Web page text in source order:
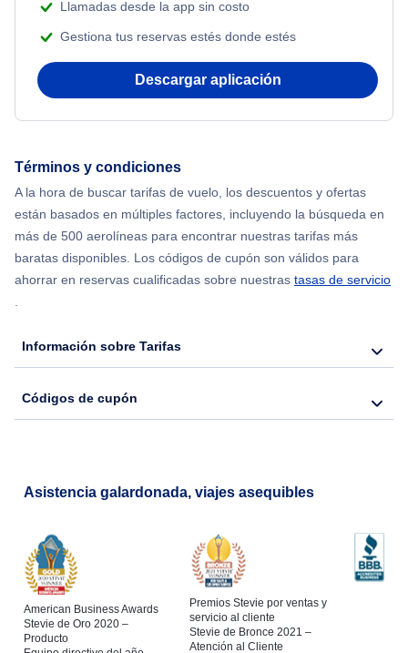
Flights from Nueva York to Mumbai
Flights from Shanghai to Nueva York
Flights from Nueva York to Hong Kong
Flights from Nueva York to Seúl
Llamadas desde la app sin costo
Gestiona tus reservas estés donde estés
Descargar aplicación
Términos y condiciones
A la hora de buscar tarifas de vuelo, los descuentos y ofertas
están basados en múltiples factores, incluyendo la búsqueda en
más de 500 aerolíneas para encontrar nuestras tarifas más
baratas disponibles. Los códigos de cupón son válidos para
ahorrar en reservas cualificadas sobre nuestras tasas de servicio
.
Información sobre Tarifas
Códigos de cupón
Asistencia galardonada, viajes asequibles
American Business Awards
Stevie de Oro 2020 –
Producto
Premios Stevie por ventas y
servicio al cliente
Stevie de Bronce 2021 –
Atención al Cliente